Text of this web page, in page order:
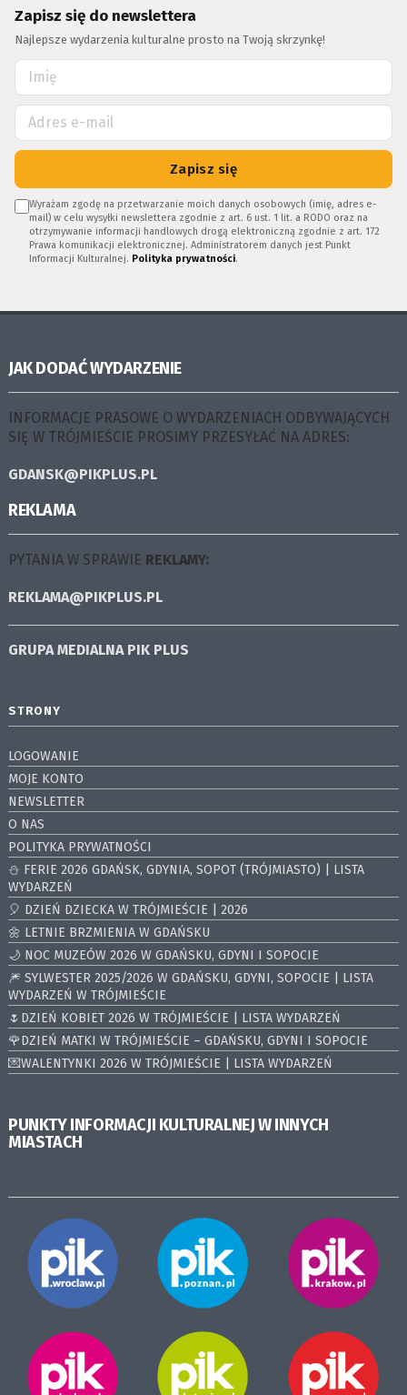
Zapisz się do newslettera
Najlepsze wydarzenia kulturalne prosto na Twoją skrzynkę!
Zapisz się
Wyrażam zgodę na przetwarzanie moich danych osobowych (imię, adres e-
mail) w celu wysyłki newslettera zgodnie z art. 6 ust. 1 lit. a RODO oraz na
otrzymywanie informacji handlowych drogą elektroniczną zgodnie z art. 172
Prawa komunikacji elektronicznej. Administratorem danych jest Punkt
Informacji Kulturalnej. Polityka prywatności.
JAK DODAĆ WYDARZENIE
INFORMACJE PRASOWE O WYDARZENIACH ODBYWAJĄCYCH
SIĘ W TRÓJMIEŚCIE PROSIMY PRZESYŁAĆ NA ADRES:
GDANSK@PIKPLUS.PL
REKLAMA
PYTANIA W SPRAWIE REKLAMY:
REKLAMA@PIKPLUS.PL
GRUPA MEDIALNA PIK PLUS
STRONY
LOGOWANIE
MOJE KONTO
NEWSLETTER
O NAS
POLITYKA PRYWATNOŚCI
⛄️ FERIE 2026 GDAŃSK, GDYNIA, SOPOT (TRÓJMIASTO) | LISTA
WYDARZEŃ
🎈 DZIEŃ DZIECKA W TRÓJMIEŚCIE | 2026
🌼 LETNIE BRZMIENIA W GDAŃSKU
🌙 NOC MUZEÓW 2026 W GDAŃSKU, GDYNI I SOPOCIE
🎆 SYLWESTER 2025/2026 W GDAŃSKU, GDYNI, SOPOCIE | LISTA
WYDARZEŃ W TRÓJMIEŚCIE
🌷DZIEŃ KOBIET 2026 W TRÓJMIEŚCIE | LISTA WYDARZEŃ
🌹DZIEŃ MATKI W TRÓJMIEŚCIE – GDAŃSKU, GDYNI I SOPOCIE
💌WALENTYNKI 2026 W TRÓJMIEŚCIE | LISTA WYDARZEŃ
PUNKTY INFORMACJI KULTURALNEJ W INNYCH
MIASTACH